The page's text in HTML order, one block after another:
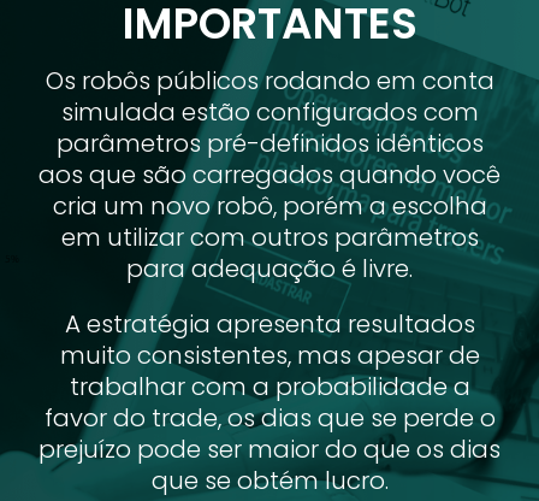
IMPORTANTES
Os robôs públicos rodando em conta
simulada estão configurados com
parâmetros pré-definidos idênticos
aos que são carregados quando você
cria um novo robô, porém a escolha
em utilizar com outros parâmetros
para adequação é livre.
A estratégia apresenta resultados
muito consistentes, mas apesar de
trabalhar com a probabilidade a
favor do trade, os dias que se perde o
prejuízo pode ser maior do que os dias
que se obtém lucro.